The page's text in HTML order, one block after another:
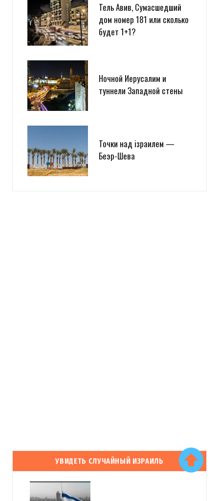
Тель Авив, Сумасшедший
дом номер 181 или сколько
будет 1+1?
Ночной Иерусалим и
туннели Западной стены
Точки над iзраилем —
Беэр-Шева
УВИДЕТЬ СЛУЧАЙНЫЙ ИЗРАИЛЬ